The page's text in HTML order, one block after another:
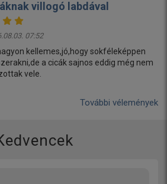
villogó labdával
07:52
kellemes,jó,hogy sokféleképpen
a cicák sajnos eddig még nem
vele.
További vélemények